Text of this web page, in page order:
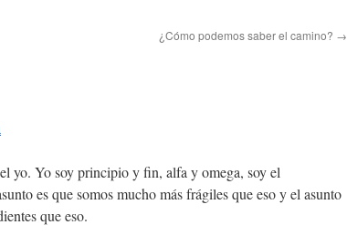
¿Cómo podemos saber el camino? →
yo. Yo soy principio y fin, alfa y omega, soy el
es que somos mucho más frágiles que eso y el asunto
que eso.